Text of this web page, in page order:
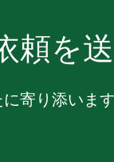
頼を
寄り添いま